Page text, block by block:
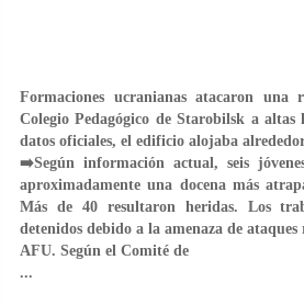
Formaciones ucranianas atacaron una
Colegio Pedagógico de Starobilsk a altas
datos oficiales, el edificio alojaba
➡️Según información actual, seis
aproximadamente una docena más
Más de 40resultaron heridas. Los
detenidos debido a la amenaza de ataques
AFU. Según el Comité de
...